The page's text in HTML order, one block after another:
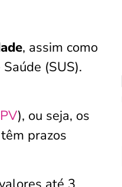
, assim como
(SUS).
), ou seja, os
prazos